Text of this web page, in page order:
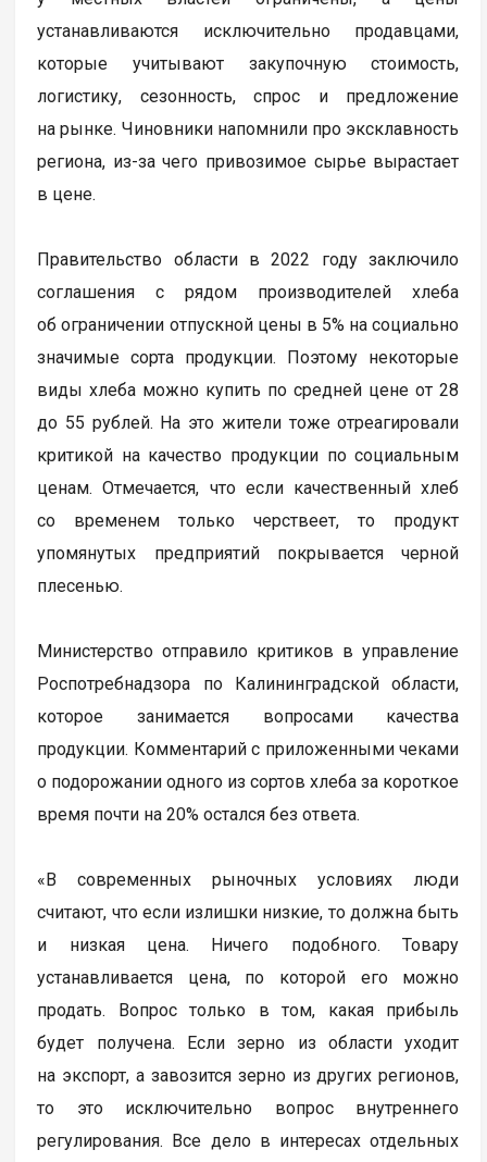
устанавливаются исключительно продавцами,
которые учитывают закупочную стоимость,
логистику, сезонность, спрос и предложение
на рынке. Чиновники напомнили про эксклавность
региона, из-за чего привозимое сырье вырастает
в цене.
Правительство области в 2022 году заключило
соглашения с рядом производителей хлеба
об ограничении отпускной цены в 5% на социально
значимые сорта продукции. Поэтому некоторые
виды хлеба можно купить по средней цене от 28
до 55 рублей. На это жители тоже отреагировали
критикой на качество продукции по социальным
ценам. Отмечается, что если качественный хлеб
со временем только черствеет, то продукт
упомянутых предприятий покрывается черной
плесенью.
Министерство отправило критиков в управление
Роспотребнадзора по Калининградской области,
которое занимается вопросами качества
продукции. Комментарий с приложенными чеками
о подорожании одного из сортов хлеба за короткое
время почти на 20% остался без ответа.
«В современных рыночных условиях люди
считают, что если излишки низкие, то должна быть
и низкая цена. Ничего подобного. Товару
устанавливается цена, по которой его можно
продать. Вопрос только в том, какая прибыль
будет получена. Если зерно из области уходит
на экспорт, а завозится зерно из других регионов,
то это исключительно вопрос внутреннего
регулирования. Все дело в интересах отдельных